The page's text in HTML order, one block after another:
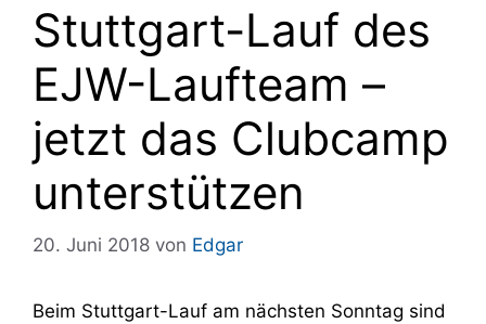
Stuttgart-Lauf des
EJW-Laufteam –
jetzt das Clubcamp
unterstützen
20. Juni 2018 von Edgar
Beim Stuttgart-Lauf am nächsten Sonntag sind